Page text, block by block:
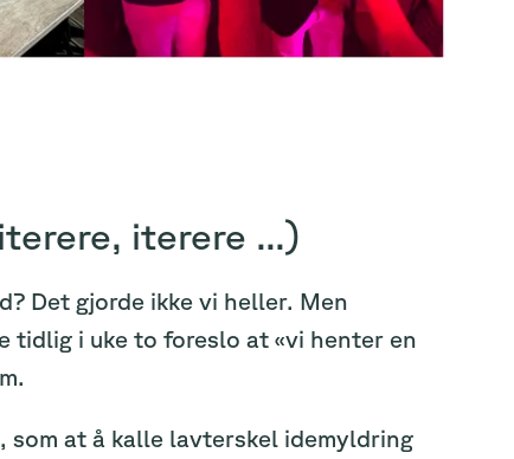
iterere ...)
Det gjorde ikke vi heller. Men
tidlig i uke to foreslo at «vi henter en
at å kalle lavterskel idemyldring